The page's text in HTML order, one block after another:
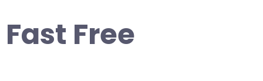
Fast Free